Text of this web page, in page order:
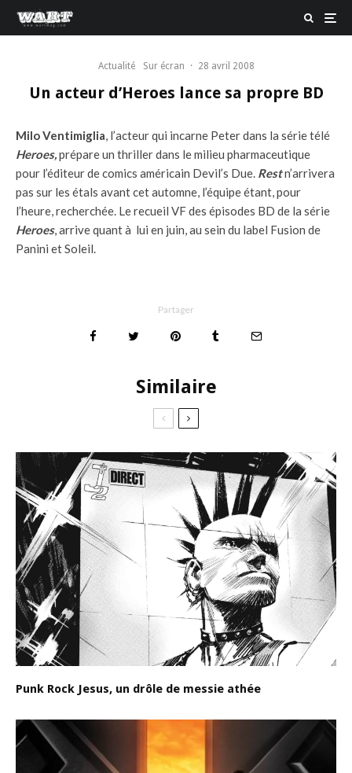
Actualité Sur écran · 28 avril 2008
Un acteur d’Heroes lance sa propre BD
Milo Ventimiglia, l’acteur qui incarne Peter dans la série télé
Heroes,prépare un thriller dans le milieu pharmaceutique
pour l’éditeur de comics américain Devil’s Due. Restn’arrivera
pas sur les étals avant cet automne, l’équipe étant, pour
l’heure, recherchée. Le recueil VF des épisodes BD de la série
Heroes, arrive quant à lui en juin, au sein du label Fusion de
Panini et Soleil.
Partager
Similaire
Punk Rock Jesus, un drôle de messie athée